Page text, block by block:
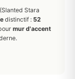
(Slanted Stara
distinctif : 52
mur d'accent